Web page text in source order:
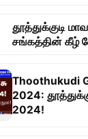
தூத்துக்குடி
சங்கத்தின் கீழ்
Thoothukudi
2024:
2024!